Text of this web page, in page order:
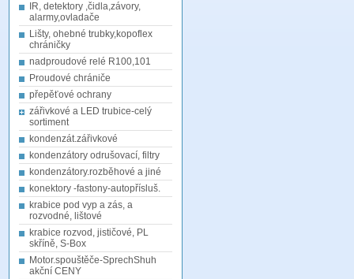
IR, detektory ,čidla,závory,
alarmy,ovladače
Lišty, ohebné trubky,kopoflex
chráničky
nadproudové relé R100,101
Proudové chrániče
přepěťové ochrany
zářivkové a LED trubice-celý
sortiment
kondenzát.zářivkové
kondenzátory odrušovací, filtry
kondenzátory.rozběhové a jiné
konektory -fastony-autopřísluš.
krabice pod vyp a zás, a
rozvodné, lištové
krabice rozvod, jističové, PL
skříně, S-Box
Motor.spouštěče-SprechShuh
akční CENY